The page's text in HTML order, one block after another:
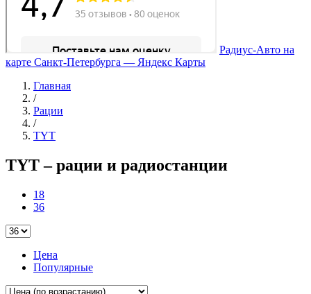
Радиус-Авто на
карте Санкт‑Петербурга — Яндекс Карты
Главная
/
Рации
/
TYT
TYT – рации и радиостанции
18
36
Цена
Популярные